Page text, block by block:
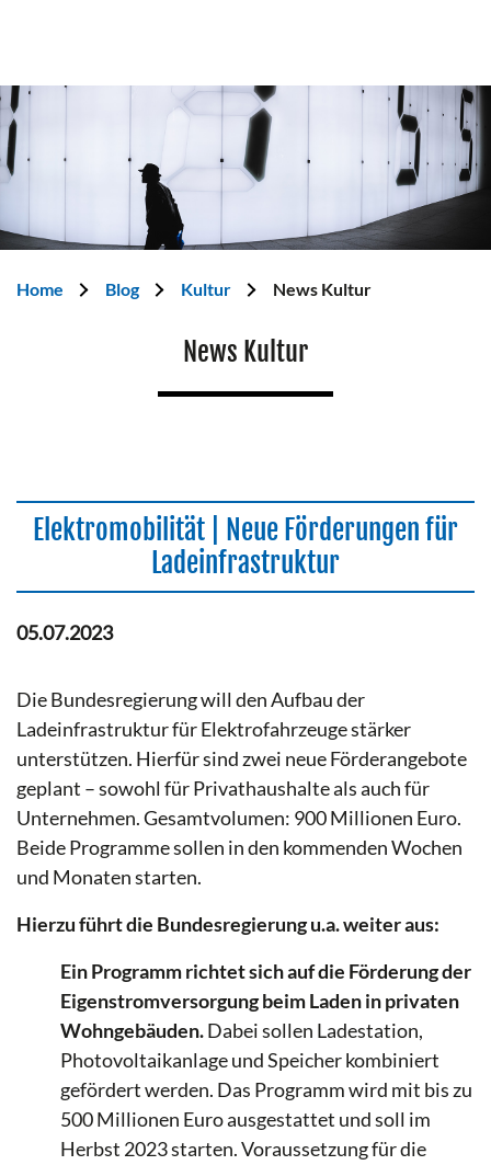
Home Blog Kultur News Kultur
News Kultur
Elektromobilität | Neue Förderungen für
Ladeinfrastruktur
05.07.2023
Die Bundesregierung will den Aufbau der
Ladeinfrastruktur für Elektrofahrzeuge stärker
unterstützen. Hierfür sind zwei neue Förderangebote
geplant – sowohl für Privathaushalte als auch für
Unternehmen. Gesamtvolumen: 900 Millionen Euro.
Beide Programme sollen in den kommenden Wochen
und Monaten starten.
Hierzu führt die Bundesregierung u.a. weiter aus:
Ein Programm richtet sich auf die Förderung der
Eigenstromversorgung beim Laden in privaten
Wohngebäuden.Dabei sollen Ladestation,
Photovoltaikanlage und Speicher kombiniert
gefördert werden. Das Programm wird mit bis zu
500 Millionen Euro ausgestattet und soll im
Herbst 2023 starten. Voraussetzung für die